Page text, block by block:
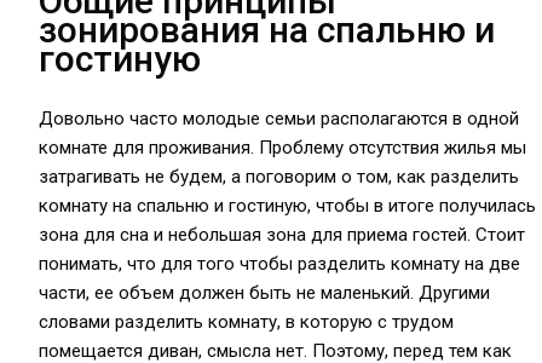
зонирования на спальню и
гостиную
Довольно часто молодые семьи располагаются в одной
комнате для проживания. Проблему отсутствия жилья мы
затрагивать не будем, а поговорим о том, как разделить
комнату на спальню и гостиную, чтобы в итоге получилась
зона для сна и небольшая зона для приема гостей. Стоит
понимать, что для того чтобы разделить комнату на две
части, ее объем должен быть не маленький. Другими
словами разделить комнату, в которую с трудом
помещается диван, смысла нет. Поэтому, перед тем как